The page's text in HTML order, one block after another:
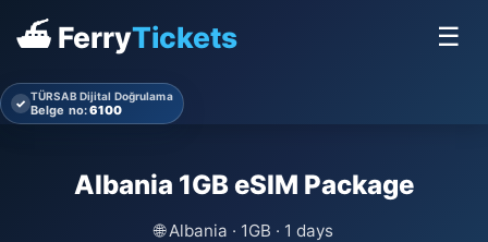
⛴ FerryTickets ☰
✓ TÜRSAB Dijital Doğrulama
Belge no:6100
Albania 1GB eSIM Package
🌐Albania · 1GB · 1 days